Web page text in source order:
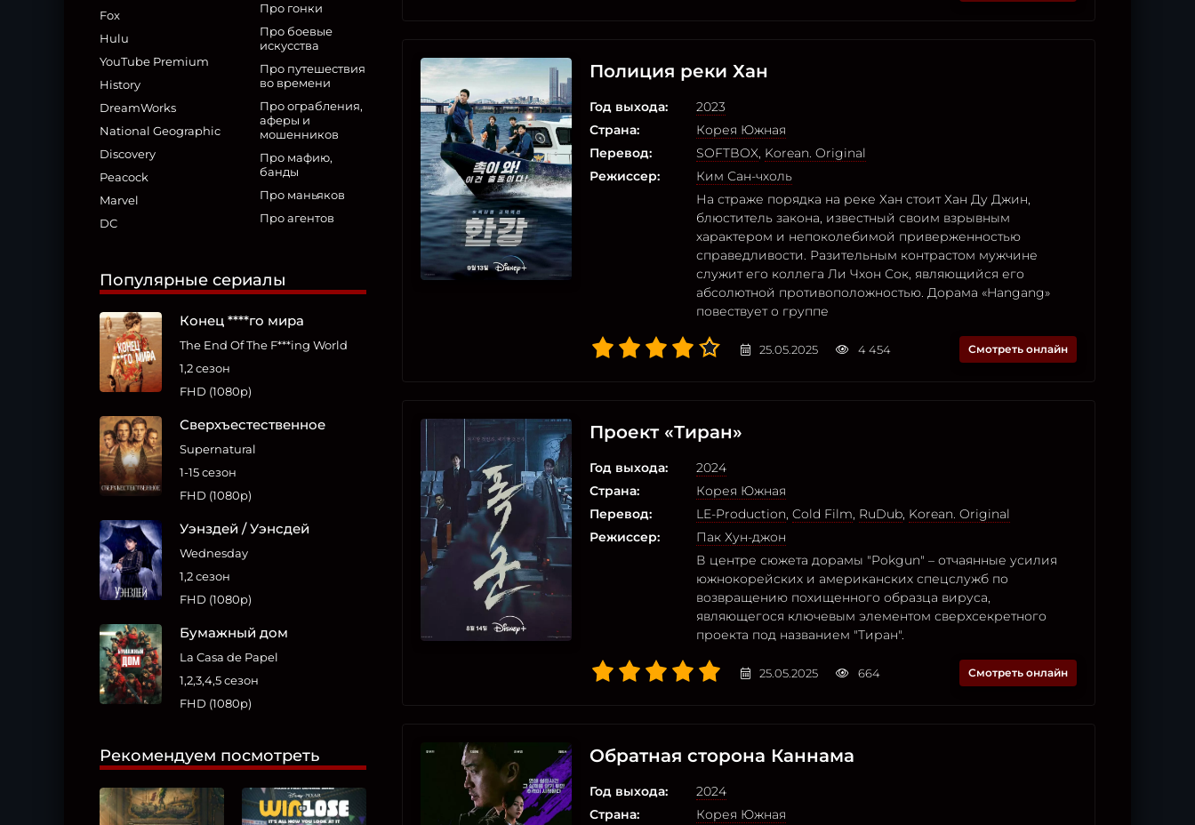
Fox
Hulu
YouTube Premium
History
DreamWorks
National Geographic
Discovery
Peacock
Marvel
DC
Про гонки
Про боевые
искусства
Про путешествия
во времени
Про ограбления,
аферы и
мошенников
Про мафию,
банды
Про маньяков
Про агентов
Популярные сериалы
Конец ****го мира
The End Of The F***ing World
1,2 сезон
FHD (1080p)
Сверхъестественное
Supernatural
1-15 сезон
FHD (1080p)
Уэнздей / Уэнсдей
Wednesday
1,2 сезон
FHD (1080p)
Бумажный дом
La Casa de Papel
1,2,3,4,5 сезон
FHD (1080p)
Рекомендуем посмотреть
Полиция реки Хан
Год выхода:
2023
Страна:
Корея Южная
Перевод:
SOFTBOX, Korean. Original
Режиссер:
Ким Сан-чхоль
На страже порядка на реке Хан стоит Хан Ду Джин,
блюститель закона, известный своим взрывным
характером и непоколебимой приверженностью
справедливости. Разительным контрастом мужчине
служит его коллега Ли Чхон Сок, являющийся его
абсолютной противоположностью. Дорама «Hangang»
повествует о группе
25.05.2025 4 454 Смотреть онлайн
Проект «Тиран»
Год выхода:
2024
Страна:
Корея Южная
Перевод:
LE-Production, Cold Film, RuDub, Korean. Original
Режиссер:
Пак Хун-джон
В центре сюжета дорамы "Pokgun" – отчаянные усилия
южнокорейских и американских спецслужб по
возвращению похищенного образца вируса,
являющегося ключевым элементом сверхсекретного
проекта под названием "Тиран".
25.05.2025 664 Смотреть онлайн
Обратная сторона Каннама
Год выхода:
2024
Страна:
Корея Южная